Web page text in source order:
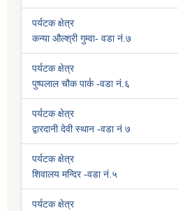
पर्यटक क्षेत्र
कन्या औल्श्री गुम्वा- वडा नं.७
पर्यटक क्षेत्र
पुष्पलाल चौक पार्क -वडा नं.६
पर्यटक क्षेत्र
द्वारदानी देवी स्थान -वडा नं ७
पर्यटक क्षेत्र
शिवालय मन्दिर -वडा नं.५
पर्यटक क्षेत्र